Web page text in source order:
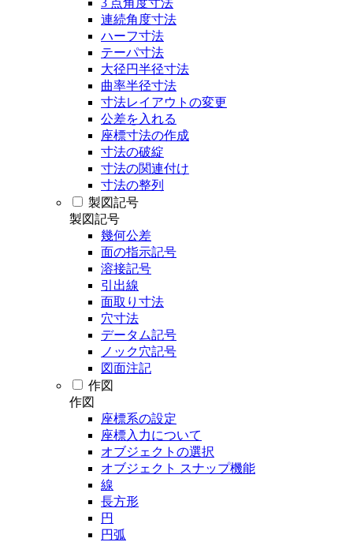
3 点角度寸法
連続角度寸法
ハーフ寸法
テーパ寸法
大径円半径寸法
曲率半径寸法
寸法レイアウトの変更
公差を入れる
座標寸法の作成
寸法の破綻
寸法の関連付け
寸法の整列
製図記号
製図記号
幾何公差
面の指示記号
溶接記号
引出線
面取り寸法
穴寸法
データム記号
ノック穴記号
図面注記
作図
作図
座標系の設定
座標入力について
オブジェクトの選択
オブジェクト スナップ機能
線
長方形
円
円弧